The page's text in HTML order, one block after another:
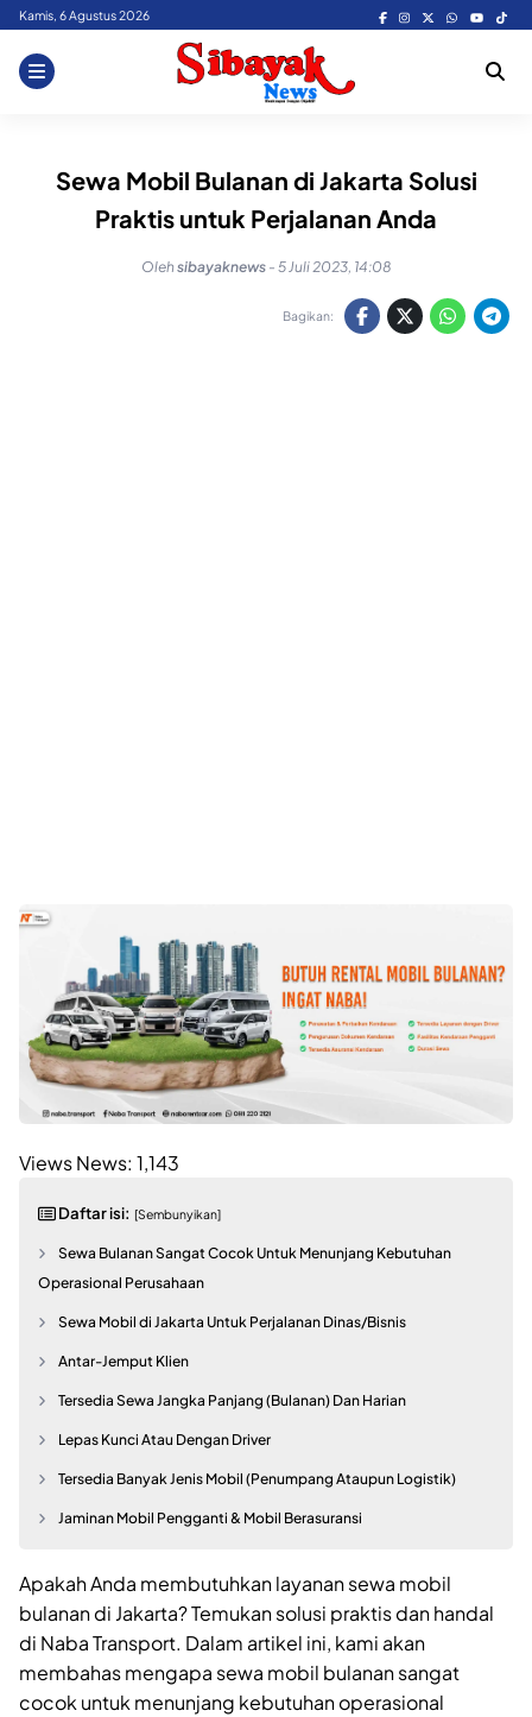
Skip
content
Kamis, 6 Agustus 2026
Sewa Mobil Bulanan di Jakarta Solusi
Praktis untuk Perjalanan Anda
Olehsibayaknews - 5 Juli 2023, 14:08
Bagikan:
Views News: 1,143
Daftar isi: [Sembunyikan]
Sewa Bulanan Sangat Cocok Untuk Menunjang Kebutuhan
Operasional Perusahaan
Sewa Mobil di Jakarta Untuk Perjalanan Dinas/Bisnis
Antar-Jemput Klien
Tersedia Sewa Jangka Panjang (Bulanan) Dan Harian
Lepas Kunci Atau Dengan Driver
Tersedia Banyak Jenis Mobil (Penumpang Ataupun Logistik)
Jaminan Mobil Pengganti & Mobil Berasuransi
Apakah Anda membutuhkan layanan sewa mobil
bulanan di Jakarta? Temukan solusi praktis dan handal
di Naba Transport. Dalam artikel ini, kami akan
membahas mengapa sewa mobil bulanan sangat
cocok untuk menunjang kebutuhan operasional